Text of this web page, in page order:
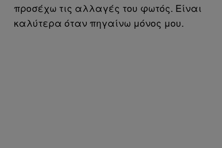
προσέχω τις αλλαγές του φωτός. Είναι
καλύτερα όταν πηγαίνω μόνος μου.